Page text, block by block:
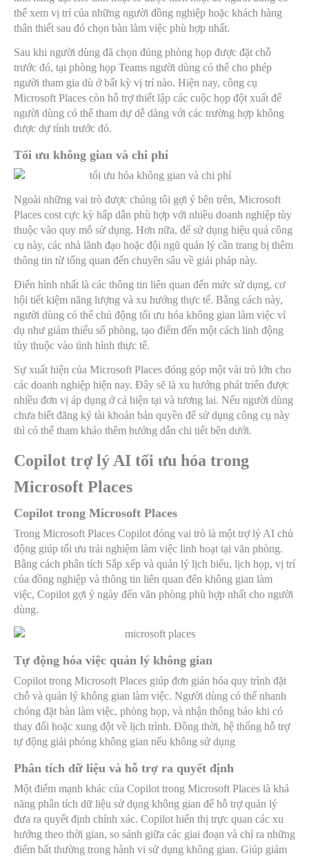
thể xem vị trí của những người đồng nghiệp hoặc khách hàng
thân thiết sau đó chọn bàn làm việc phù hợp nhất.
Sau khi người dùng đã chọn đúng phòng họp được đặt chỗ
trước đó, tại phòng họp Teams người dùng có thể cho phép
người tham gia dù ở bất kỳ vị trí nào. Hiện nay, công cụ
Microsoft Places còn hỗ trợ thiết lập các cuộc họp đột xuất để
người dùng có thể tham dự dễ dàng với các trường hợp không
được dự tính trước đó.
Tối ưu không gian và chi phí
Ngoài những vai trò được chúng tôi gợi ý bên trên, Microsoft
Places cost cực kỳ hấp dẫn phù hợp với nhiều doanh nghiệp tùy
thuộc vào quy mô sử dụng. Hơn nữa, để sử dụng hiệu quả công
cụ này, các nhà lãnh đạo hoặc đội ngũ quản lý cần trang bị thêm
thông tin từ tổng quan đến chuyên sâu về giải pháp này.
Điển hình nhất là các thông tin liên quan đến mức sử dụng, cơ
hội tiết kiệm năng lượng và xu hướng thực tế. Bằng cách này,
người dùng có thể chủ động tối ưu hóa không gian làm việc ví
dụ như giảm thiểu số phòng, tạo điểm đến một cách linh động
tùy thuộc vào tình hình thực tế.
Sự xuất hiện của Microsoft Places đóng góp một vài trò lớn cho
các doanh nghiệp hiện nay. Đây sẽ là xu hướng phát triển được
nhiều đơn vị áp dụng ở cả hiện tại và tương lai. Nếu người dùng
chưa biết đăng ký tài khoản bản quyền để sử dụng công cụ này
thì có thể tham khảo thêm hướng dẫn chi tiết bên dưới.
Copilot trợ lý AI tối ưu hóa trong
Microsoft Places
Copilot trong Microsoft Places
Trong Microsoft Places Copilot đóng vai trò là một trợ lý AI chủ
động giúp tối ưu trải nghiệm làm việc linh hoạt tại văn phòng.
Bằng cách phân tích Sắp xếp và quản lý lịch biểu, lịch họp, vị trí
của đồng nghiệp và thông tin liên quan đến không gian làm
việc, Copilot gợi ý ngày đến văn phòng phù hợp nhất cho người
dùng.
Tự động hóa việc quản lý không gian
Copilot trong Microsoft Places giúp đơn giản hóa quy trình đặt
chỗ và quản lý không gian làm việc. Người dùng có thể nhanh
chóng đặt bàn làm việc, phòng họp, và nhận thông báo khi có
thay đổi hoặc xung đột về lịch trình. Đồng thời, hệ thống hỗ trợ
tự động giải phóng không gian nếu không sử dụng
Phân tích dữ liệu và hỗ trợ ra quyết định
Một điểm mạnh khác của Copilot trong Microsoft Places là khả
năng phân tích dữ liệu sử dụng không gian để hỗ trợ quản lý
đưa ra quyết định chính xác. Copilot hiển thị trực quan các xu
hướng theo thời gian, so sánh giữa các giai đoạn và chỉ ra những
điểm bất thường trong hành vi sử dụng không gian. Giúp giảm